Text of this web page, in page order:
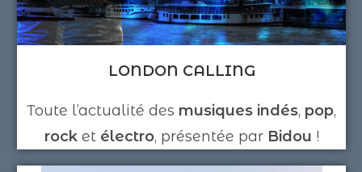
LONDON CALLING
Toute l’actualité des musiques indés, pop,
rocket électro, présentée par Bidou !